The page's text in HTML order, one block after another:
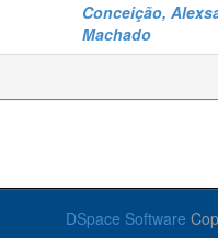
Conceição,
Machado
DSpace Software